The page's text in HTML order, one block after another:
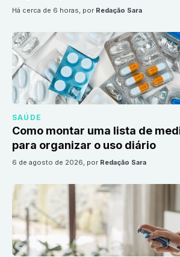
há cerca de 6 horas, por Redação Sara
SAÚDE
Como montar uma lista de
para organizar o uso diário
6 de agosto de 2026, por Redação Sara